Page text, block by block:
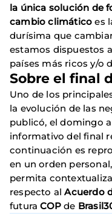
la única solución de
cambio climático es
durísima que
estamos dispuestos
países más ricos y/o
Sobre el final
Uno de los
la evolución de las
publicó, el domingo
informativo del final
continuación es
en un orden
permita
respecto alAcuerdo
futuraCOPde